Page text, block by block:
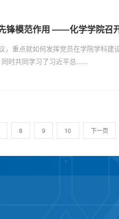
锋模范作用 ——化学学院召
，重点就如何发挥党员在学院学科建
时共同学习了习近平总……
8 9 10 下一页